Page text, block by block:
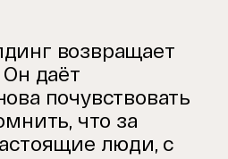
возвращает
даёт
почувствовать
что за
люди, с